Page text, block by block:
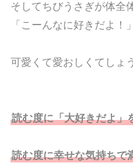
そしてちびうさぎが体全
「こーんなに好きだよ！
可愛くて愛おしくてしょ
読む度に「大好きだよ」
読む度に幸せな気持ちで